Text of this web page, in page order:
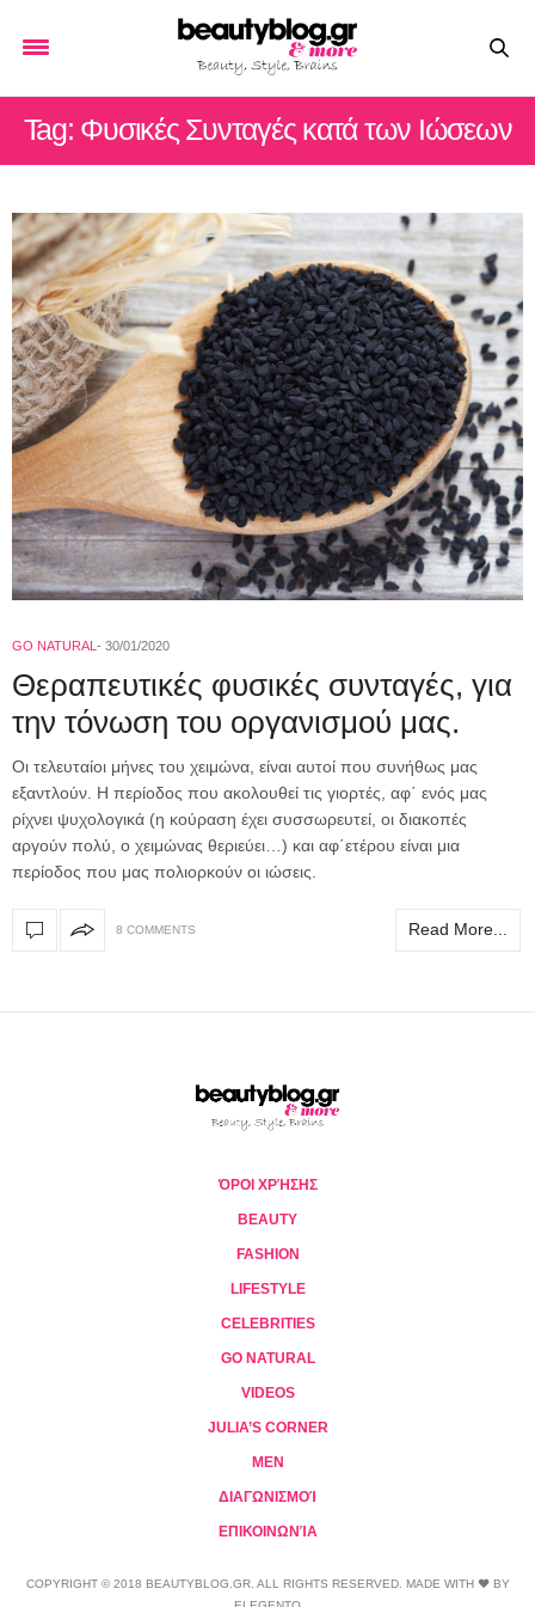
Tag: Φυσικές Συνταγές κατά των Ιώσεων
GO NATURAL 30/01/2020
Θεραπευτικές φυσικές συνταγές, για
την τόνωση του οργανισμού μας.
Οι τελευταίοι μήνες του χειμώνα, είναι αυτοί που συνήθως μας
εξαντλούν. Η περίοδος που ακολουθεί τις γιορτές, αφ΄ ενός μας
ρίχνει ψυχολογικά (η κούραση έχει συσσωρευτεί, οι διακοπές
αργούν πολύ, ο χειμώνας θεριεύει…) και αφ΄ετέρου είναι μια
περίοδος που μας πολιορκούν οι ιώσεις.
8 COMMENTS Read More...
ΌΡΟΙ ΧΡΉΣΗΣ
BEAUTY
FASHION
LIFESTYLE
CELEBRITIES
GO NATURAL
VIDEOS
JULIA’S CORNER
MEN
ΔΙΑΓΩΝΙΣΜΟΊ
ΕΠΙΚΟΙΝΩΝΊΑ
COPYRIGHT © 2018 BEAUTYBLOG.GR. ALL RIGHTS RESERVED. MADE WITH ❤ BY